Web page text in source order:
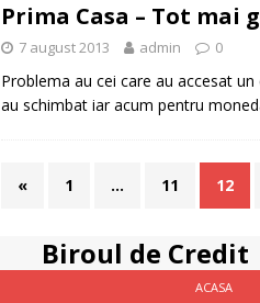
Prima Casa – Tot mai
7 august 2013 admin 0
Problema au cei care au accesat
au schimbat iar acum pentru
« 1 … 11 12
Biroul de Credit
ACASA